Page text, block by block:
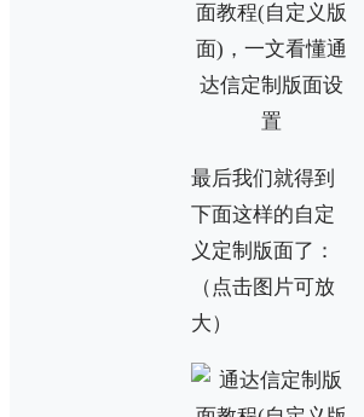
最后我们就得到
下面这样的自定
义定制版面了：
（点击图片可放
大）